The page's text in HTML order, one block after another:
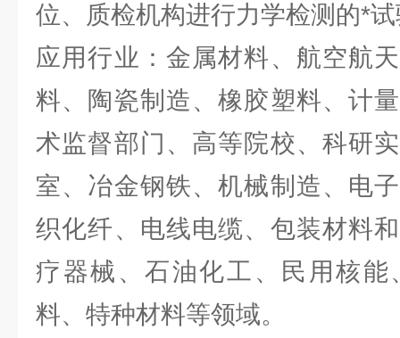
位、质检机构进行力学检测的*
应用行业：金属材料、航空航
料、陶瓷制造、橡胶塑料、计
术监督部门、高等院校、科研
室、冶金钢铁、机械制造、电
织化纤、电线电缆、包装材料
疗器械、石油化工、民用核能
料、特种材料等领域。